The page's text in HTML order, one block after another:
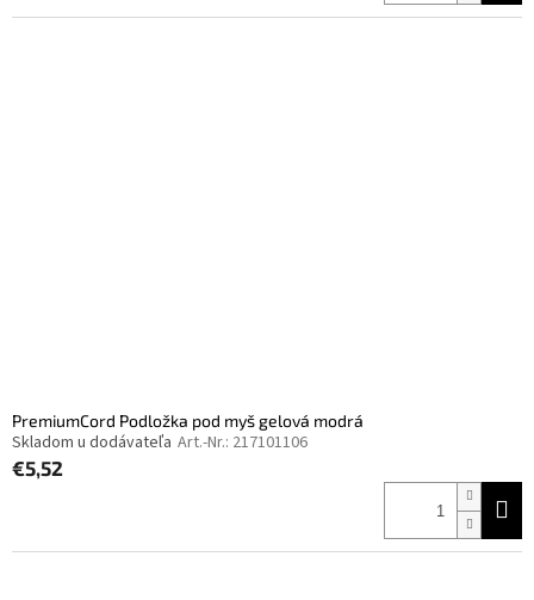
PremiumCord Podložka pod myš gelová modrá
Skladom u dodávateľa Art.-Nr.: 217101106
€5,52